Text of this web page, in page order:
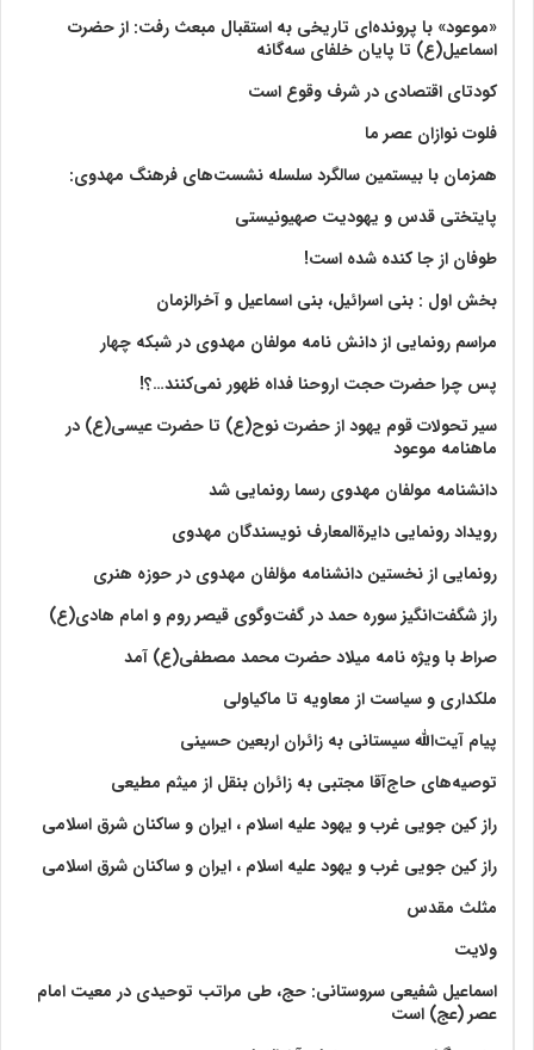
«موعود» با پرونده‌ای تاریخی به استقبال مبعث رفت: از حضرت
اسماعیل(ع) تا پایان خلفای سه‌گانه
کودتای اقتصادی در شرف وقوع است
فلوت نوازان عصر ما
همزمان با بیستمین سالگرد سلسله نشست‌های فرهنگ مهدوی:‌
پایتختی قدس و یهودیت صهیونیستی
طوفان از جا کنده شده است!
بخش اول : بنی اسرائیل، بنی اسماعیل و آخرالزمان
مراسم رونمایی از دانش نامه مولفان مهدوی در شبکه چهار
پس چرا حضرت حجت اروحنا فداه ظهور نمی‌کنند…؟!
سیر تحولات قوم یهود از حضرت نوح(ع) تا حضرت عیسی(ع) در
ماهنامه موعود
دانشنامه مولفان مهدوی رسما رونمایی شد
رویداد رونمایی دایرةالمعارف نویسندگان مهدوی
رونمایی از نخستین دانشنامه مؤلفان مهدوی در حوزه هنری
راز شگفت‌انگیز سوره حمد در گفت‌وگوی قیصر روم و امام هادی(ع)
صراط با ویژه نامه میلاد حضرت محمد مصطفی(ع) آمد
ملکداری و سیاست از معاویه تا ماکیاولی
پیام آیت‌الله سیستانی به زائران اربعین حسینی
توصیه‌های حاج‌آقا مجتبی به زائران بنقل از میثم مطیعی
راز کین جویی غرب و یهود علیه اسلام ، ایران و ساکنان شرق اسلامی
راز کین جویی غرب و یهود علیه اسلام ، ایران و ساکنان شرق اسلامی
مثلث مقدس
ولايت‏
اسماعیل شفیعی سروستانی: حج، طی مراتب توحیدی در معیت امام
عصر (عج) است